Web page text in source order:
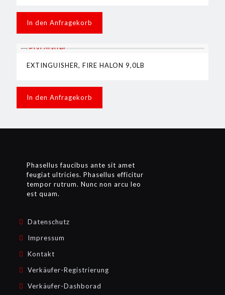
In den Anfragekorb
EXTINGUISHER, FIRE HALON 9,0LB
In den Anfragekorb
Phasellus faucibus ante sit amet
feugiat ultricies. Phasellus efficitur
tempor rutrum. Nunc non arcu leo
est quam.
Datenschutz
Impressum
Kontakt
Verkäufer-Registrierung
Verkäufer-Dashborad